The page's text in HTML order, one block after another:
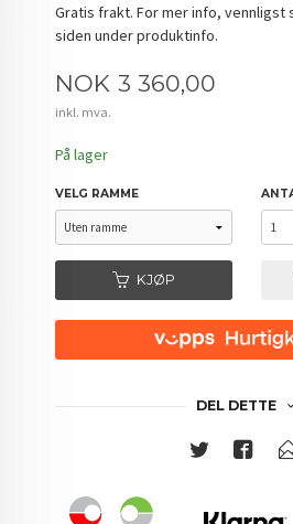
Gratis frakt. For mer info, vennligst
siden under produktinfo.
Pris
NOK 3 360,00
inkl. mva.
På lager
VELG RAMME
KJØP
DEL DETTE